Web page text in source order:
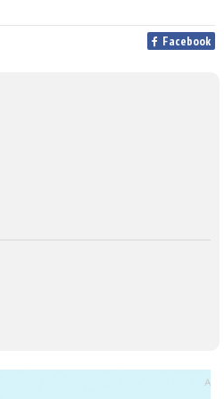
Facebook